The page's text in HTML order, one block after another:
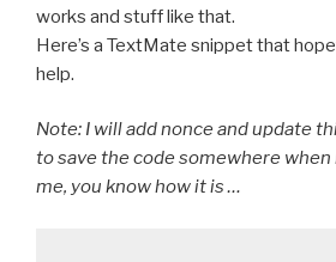
works and stuff like that.
Here’s a TextMate snippet that
help.
Note: I will add nonce and update
to save the code somewhere
me, you know how it is …